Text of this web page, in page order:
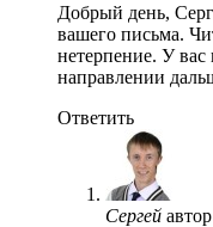
Добрый день,
вашего письма.
нетерпение. У вас
направлении
Ответить
Сергей автор